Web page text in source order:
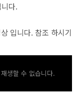
다.
입니다. 참조 하시기
생할 수 없습니다.